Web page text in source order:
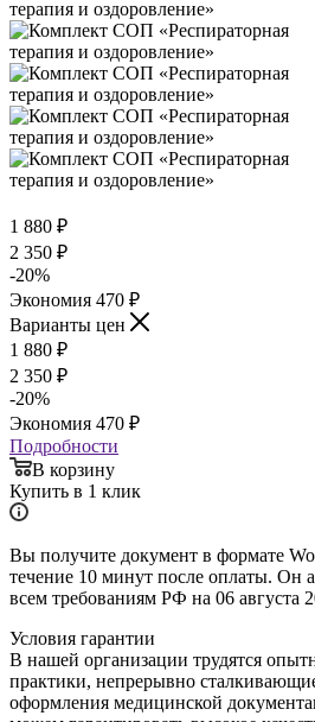
1 880 ₽
2 350 ₽
-20%
Экономия 470 ₽
Варианты цен
1 880 ₽
2 350 ₽
-20%
Экономия 470 ₽
Подробности
В корзину
Купить в 1 клик
Вы получите документ в формате
течение 10 минут после оплаты. Он
всем требованиям РФ на 06 августа
Условия гарантии
В нашей организации трудятся
практики, непрерывно
оформления медицинской